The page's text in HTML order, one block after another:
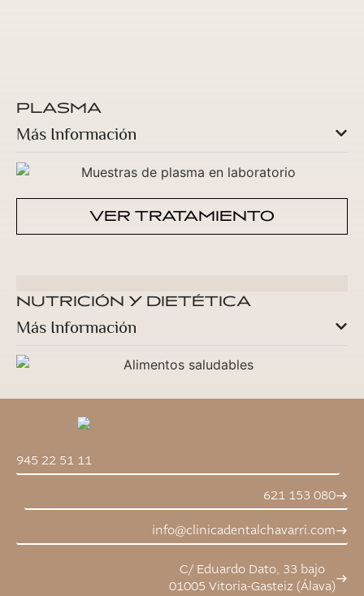
PLASMA
Más Información
VER TRATAMIENTO
NUTRICIÓN Y DIETÉTICA
Más Información
945 22 51 11
621 153 080
info@clinicadentalchavarri.com
C/ Eduardo Dato, 33 bajo
01005 Vitoria-Gasteiz (Álava)